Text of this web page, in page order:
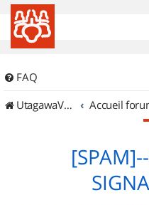
FAQ
UtagawaVTT (Randos VTT et VTTAE avec traces GPS)
Accueil